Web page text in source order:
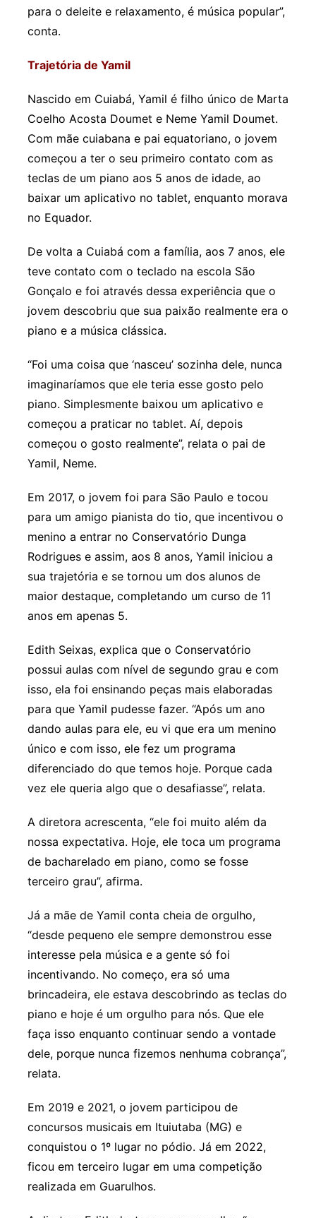
para o deleite e relaxamento, é música popular”,
conta.
Trajetória de Yamil
Nascido em Cuiabá, Yamil é filho único de Marta
Coelho Acosta Doumet e Neme Yamil Doumet.
Com mãe cuiabana e pai equatoriano, o jovem
começou a ter o seu primeiro contato com as
teclas de um piano aos 5 anos de idade, ao
baixar um aplicativo no tablet, enquanto morava
no Equador.
De volta a Cuiabá com a família, aos 7 anos, ele
teve contato com o teclado na escola São
Gonçalo e foi através dessa experiência que o
jovem descobriu que sua paixão realmente era o
piano e a música clássica.
“Foi uma coisa que ‘nasceu’ sozinha dele, nunca
imaginaríamos que ele teria esse gosto pelo
piano. Simplesmente baixou um aplicativo e
começou a praticar no tablet. Aí, depois
começou o gosto realmente”, relata o pai de
Yamil, Neme.
Em 2017, o jovem foi para São Paulo e tocou
para um amigo pianista do tio, que incentivou o
menino a entrar no Conservatório Dunga
Rodrigues e assim, aos 8 anos, Yamil iniciou a
sua trajetória e se tornou um dos alunos de
maior destaque, completando um curso de 11
anos em apenas 5.
Edith Seixas, explica que o Conservatório
possui aulas com nível de segundo grau e com
isso, ela foi ensinando peças mais elaboradas
para que Yamil pudesse fazer. “Após um ano
dando aulas para ele, eu vi que era um menino
único e com isso, ele fez um programa
diferenciado do que temos hoje. Porque cada
vez ele queria algo que o desafiasse”, relata.
A diretora acrescenta, “ele foi muito além da
nossa expectativa. Hoje, ele toca um programa
de bacharelado em piano, como se fosse
terceiro grau”, afirma.
Já a mãe de Yamil conta cheia de orgulho,
“desde pequeno ele sempre demonstrou esse
interesse pela música e a gente só foi
incentivando. No começo, era só uma
brincadeira, ele estava descobrindo as teclas do
piano e hoje é um orgulho para nós. Que ele
faça isso enquanto continuar sendo a vontade
dele, porque nunca fizemos nenhuma cobrança”,
relata.
Em 2019 e 2021, o jovem participou de
concursos musicais em Ituiutaba (MG) e
conquistou o 1º lugar no pódio. Já em 2022,
ficou em terceiro lugar em uma competição
realizada em Guarulhos.